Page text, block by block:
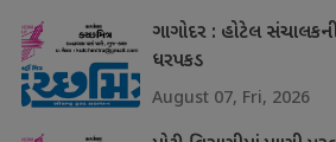
ગાગોદર : હોટેલ
ધરપકડ
August 07, Fri, 2026